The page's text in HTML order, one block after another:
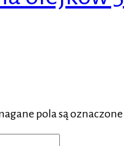
pola są oznaczone